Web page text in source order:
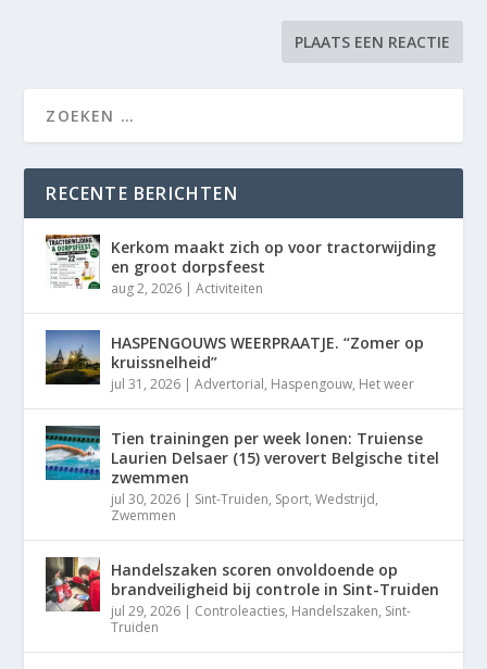
RECENTE BERICHTEN
Kerkom maakt zich op voor tractorwijding
en groot dorpsfeest
aug 2, 2026 |Activiteiten
HASPENGOUWS WEERPRAATJE. “Zomer op
kruissnelheid”
jul 31, 2026 |Advertorial, Haspengouw, Het weer
Tien trainingen per week lonen: Truiense
Laurien Delsaer (15) verovert Belgische titel
zwemmen
jul 30, 2026 | Sint-Truiden, Sport,Wedstrijd,
Zwemmen
Handelszaken scoren onvoldoende op
brandveiligheid bij controle in Sint-Truiden
jul 29, 2026 | Controleacties, Handelszaken, Sint-
Truiden